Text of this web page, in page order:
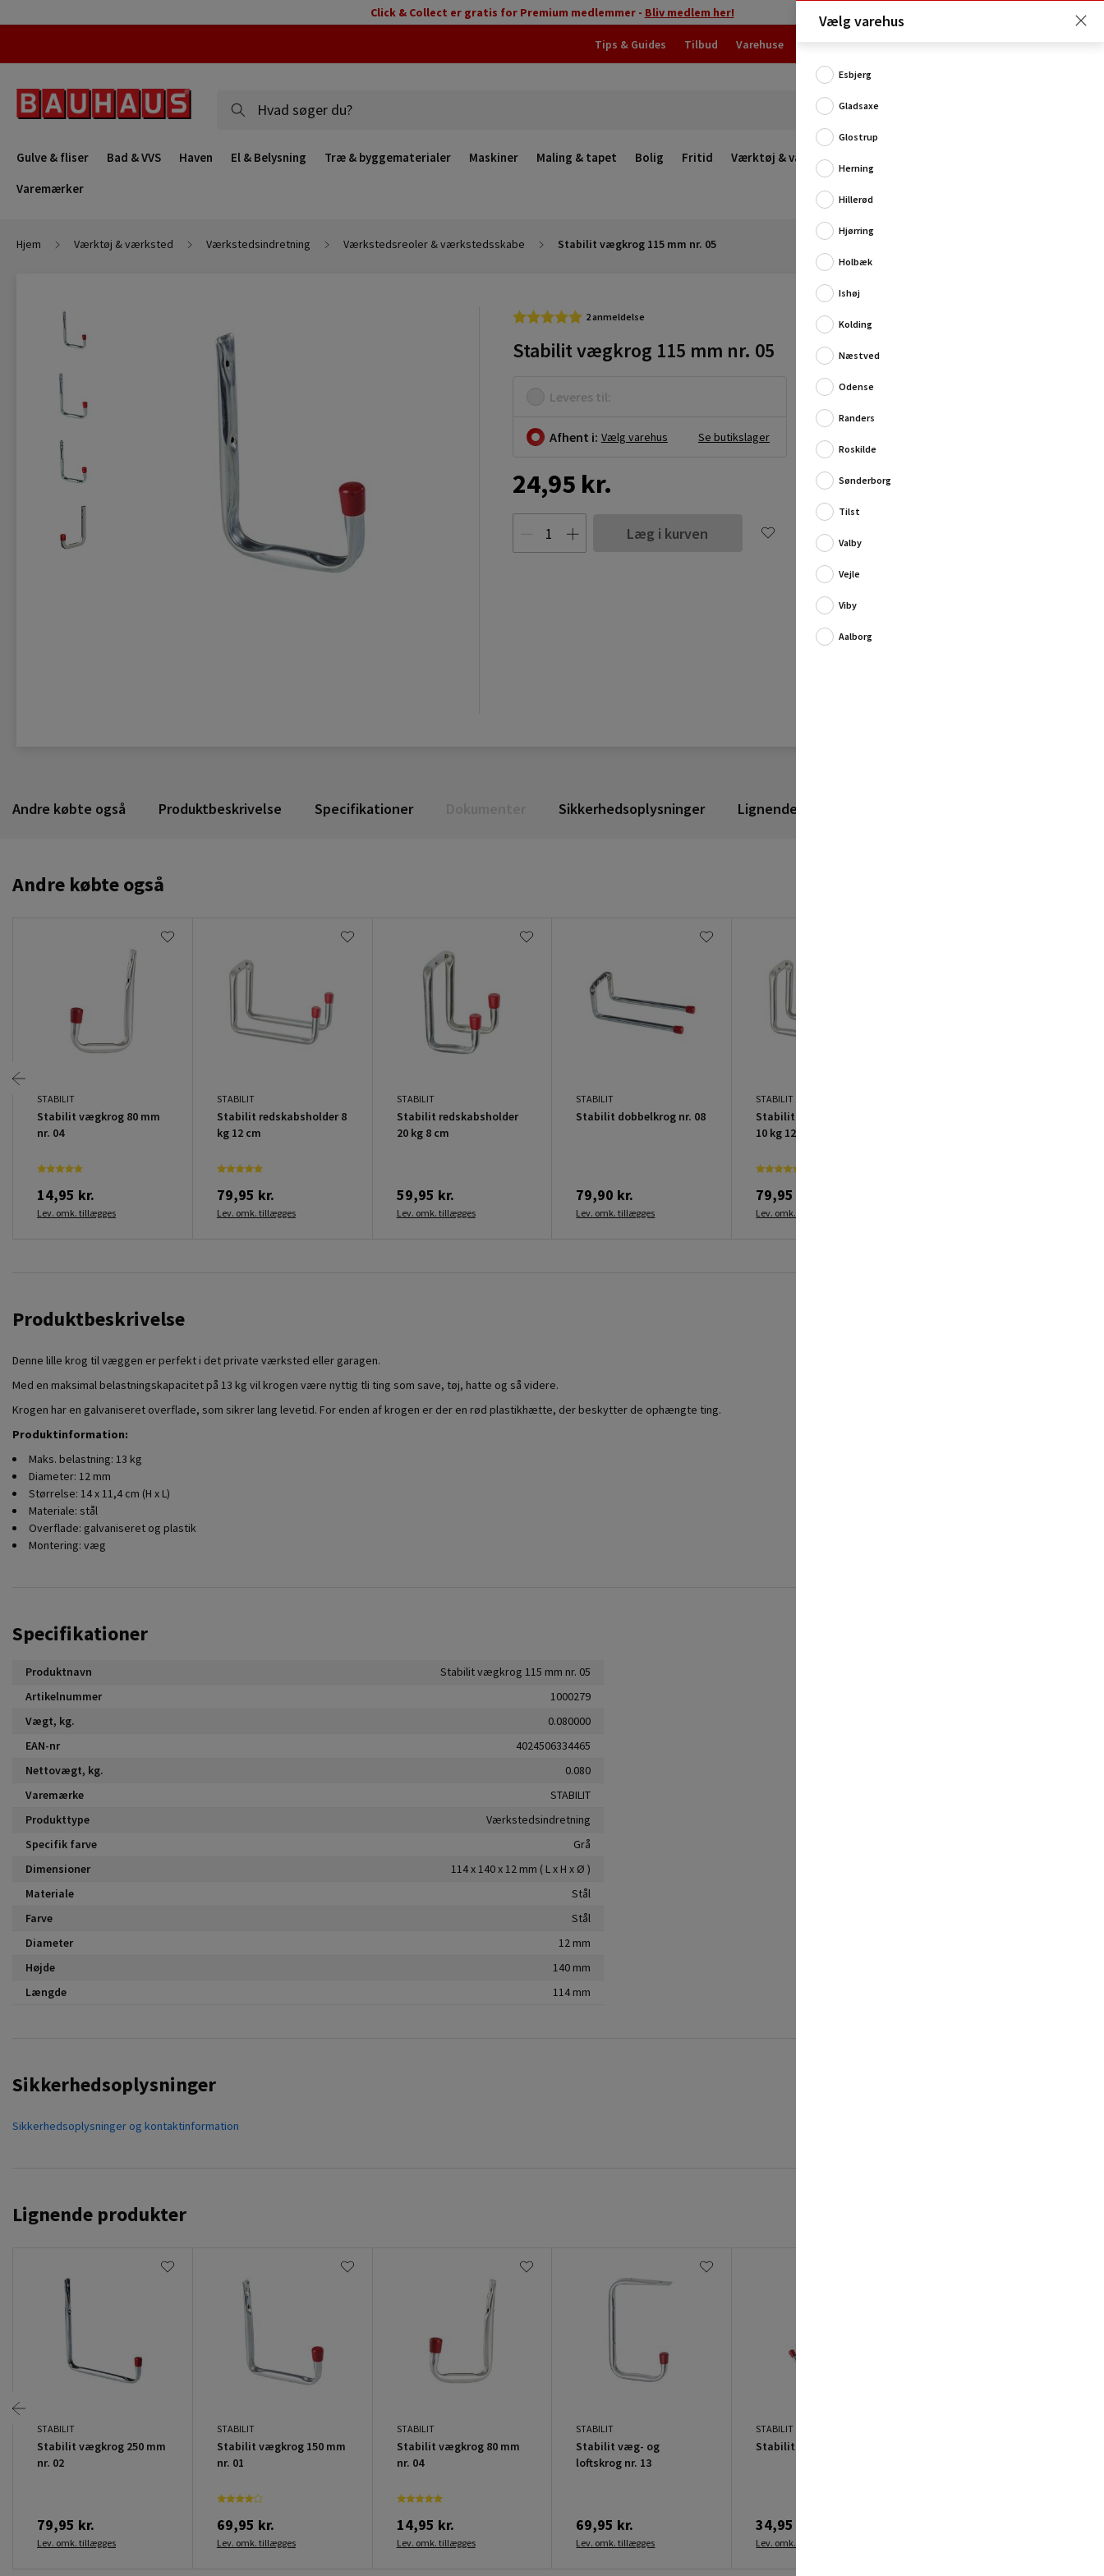
Click & Collect er gratis for Premium medlemmer - Bliv medlem her!
Tips & Guides Tilbud Varehuse
Gulve & fliser Bad & VVS Haven El & Belysning Træ & byggematerialer Maskiner Maling & tapet Bolig Fritid Værktøj & værksted
Varemærker
Hjem Værktøj & værksted Værkstedsindretning Værkstedsreoler & værkstedsskabe Stabilit vægkrog 115 mm nr. 05
2 anmeldelse
Stabilit vægkrog 115 mm nr. 05
Leveres til:
Afhent i: Vælg varehus Se butikslager
24,95 kr.
Læg i kurven
Denne lille krog til væggen er perfekt i det private
Med en maksimal belastningskapacitet på 13 kg vil
Andre købte også Produktbeskrivelse Specifikationer Sikkerhedsoplysninger Lignende produkter
Andre købte også
STABILIT
Stabilit vægkrog 80 mm
nr. 04
14,95 kr.
Lev. omk. tillægges
STABILIT
Stabilit redskabsholder 8
kg 12 cm
79,95 kr.
Lev. omk. tillægges
STABILIT
Stabilit redskabsholder
20 kg 8 cm
59,95 kr.
Lev. omk. tillægges
STABILIT
Stabilit dobbelkrog nr. 08
79,90 kr.
Lev. omk. tillægges
STABILIT
Stabilit redskabsholder
10 kg 12 cm
79,95 kr.
Lev. omk. tillægges
Produktbeskrivelse
Denne lille krog til væggen er perfekt i det private værksted eller garagen.
Med en maksimal belastningskapacitet på 13 kg vil krogen være nyttig tli ting som save, tøj, hatte og så videre.
Krogen har en galvaniseret overflade, som sikrer lang levetid. For enden af krogen er der en rød plastikhætte, der beskytter de ophængte ting.
Produktinformation:
Maks. belastning: 13 kg
Diameter: 12 mm
Størrelse: 14 x 11,4 cm (H x L)
Materiale: stål
Overflade: galvaniseret og plastik
Montering: væg
Specifikationer
Produktnavn
Stabilit vægkrog 115 mm nr. 05
Artikelnummer
1000279
Vægt, kg.
0.080000
EAN-nr
4024506334465
Nettovægt, kg.
0.080
Varemærke
STABILIT
Produkttype
Værkstedsindretning
Specifik farve
Grå
Dimensioner
114 x 140 x 12 mm ( L x H x Ø )
Materiale
Stål
Farve
Stål
Diameter
12 mm
Højde
140 mm
Længde
114 mm
Sikkerhedsoplysninger
Sikkerhedsoplysninger og kontaktinformation
Lignende produkter
STABILIT
Stabilit vægkrog 250 mm
nr. 02
79,95 kr.
Lev. omk. tillægges
STABILIT
Stabilit vægkrog 150 mm
nr. 01
69,95 kr.
Lev. omk. tillægges
STABILIT
Stabilit vægkrog 80 mm
nr. 04
14,95 kr.
Lev. omk. tillægges
STABILIT
Stabilit væg- og
loftskrog nr. 13
69,95 kr.
Lev. omk. tillægges
STABILIT
Stabilit S-krog nr. 24
34,95 kr.
Lev. omk. tillægges
Vælg varehus
Esbjerg
Gladsaxe
Glostrup
Herning
Hillerød
Hjørring
Holbæk
Ishøj
Kolding
Næstved
Odense
Randers
Roskilde
Sønderborg
Tilst
Valby
Vejle
Viby
Aalborg